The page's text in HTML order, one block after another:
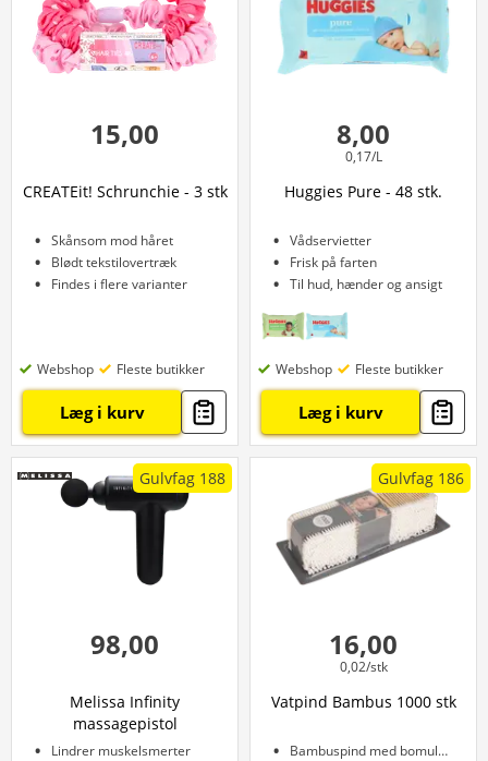
15,00
CREATEit! Schrunchie - 3 stk
Skånsom mod håret
Blødt tekstilovertræk
Findes i flere varianter
Webshop Fleste butikker
Læg i kurv
8,00
0,17/L
Huggies Pure - 48 stk.
Vådservietter
Frisk på farten
Til hud, hænder og ansigt
Webshop Fleste butikker
Læg i kurv
Gulvfag 188
98,00
Melissa Infinity
massagepistol
Lindrer muskelsmerter
Gulvfag 186
16,00
0,02/stk
Vatpind Bambus 1000 stk
Bambuspind med bomuldshovede